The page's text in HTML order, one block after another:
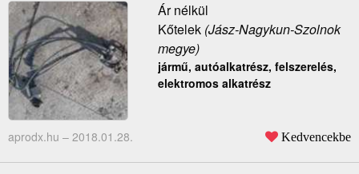
Ár nélkül
Kőtelek(Jász-Nagykun-Szolnok
megye)
jármű, autóalkatrész, felszerelés,
elektromos alkatrész
aprodx.hu – 2018.01.28. Kedvencekbe